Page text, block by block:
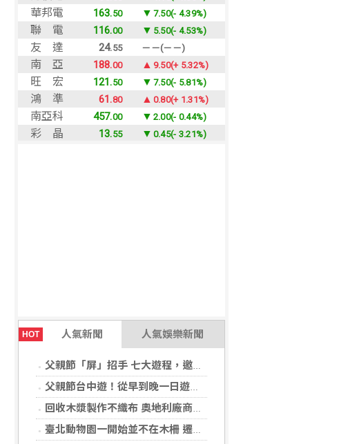
HOT 人氣新聞 人氣娛樂新聞
父親節「屏」招手 七大遊程，邀您陪爸爸一起過節「趣」！
父親節台中遊！從早到晚一日遊行程推薦，美食、美景一次滿足！
回收木漿製作不織布 奧地利廠商得獎
臺北動物園一開始並不在木柵 遷園40周年之際，舉辧「與象同在、迎象未來」特展！